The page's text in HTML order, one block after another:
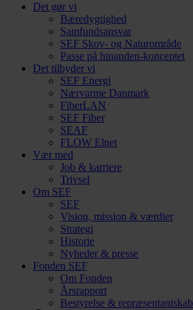
Det gør vi
Bæredygtighed
Samfundsansvar
SEF Skov- og Naturområde
Passe på hinanden-konceptet
Det tilbyder vi
SEF Energi
Nærvarme Danmark
FiberLAN
SEF Fiber
SEAF
FLOW Elnet
Vær med
Job & karriere
Trivsel
Om SEF
SEF
Vision, mission & værdier
Strategi
Historie
Nyheder & presse
Fonden SEF
Om Fonden
Årsrapport
Bestyrelse & repræsentantskab